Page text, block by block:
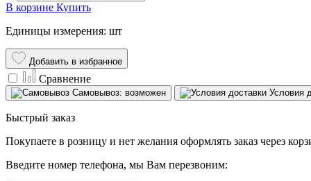
В корзине Купить
Единицы измерения: шт
Добавить в избранное
Сравнение
Самовывоз: возможен Условия
Быстрый заказ
Покупаете в розницу и нет желания оформлять заказ через
Введите номер телефона, мы Вам перезвоним: